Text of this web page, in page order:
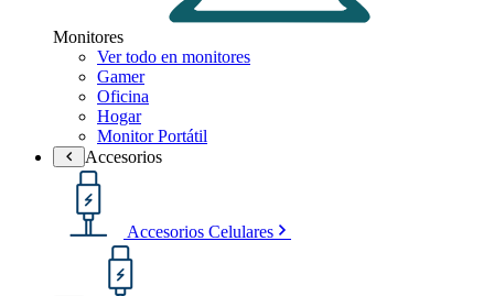
Monitores
Ver todo en monitores
Gamer
Oficina
Hogar
Monitor Portátil
Accesorios
Accesorios Celulares